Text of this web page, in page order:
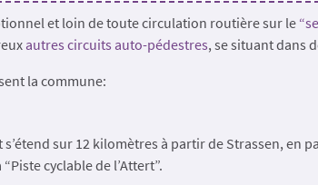
et loin de toute circulation routière sur le
autres circuits auto-pédestres, se situant dans
la commune:
sur 12 kilomètres à partir de Strassen, en
cyclable de l’Attert”.